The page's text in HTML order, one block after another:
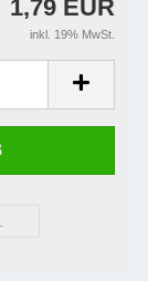
1,79 EUR
inkl. 19% MwSt.